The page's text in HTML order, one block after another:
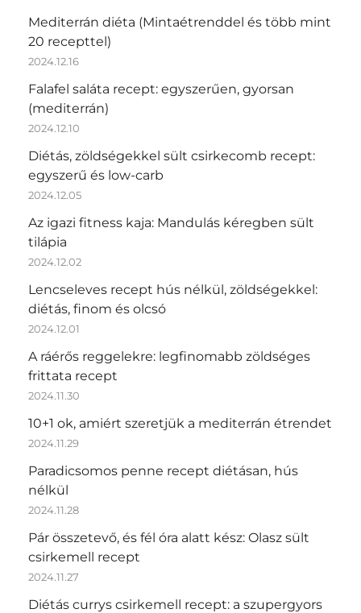
Mediterrán diéta (Mintaétrenddel és több mint
20 recepttel)
2024.12.16
Falafel saláta recept: egyszerűen, gyorsan
(mediterrán)
2024.12.10
Diétás, zöldségekkel sült csirkecomb recept:
egyszerű és low-carb
2024.12.05
Az igazi fitness kaja: Mandulás kéregben sült
tilápia
2024.12.02
Lencseleves recept hús nélkül, zöldségekkel:
diétás, finom és olcsó
2024.12.01
A ráérős reggelekre: legfinomabb zöldséges
frittata recept
2024.11.30
10+1 ok, amiért szeretjük a mediterrán étrendet
2024.11.29
Paradicsomos penne recept diétásan, hús
nélkül
2024.11.28
Pár összetevő, és fél óra alatt kész: Olasz sült
csirkemell recept
2024.11.27
Diétás currys csirkemell recept: a szupergyors